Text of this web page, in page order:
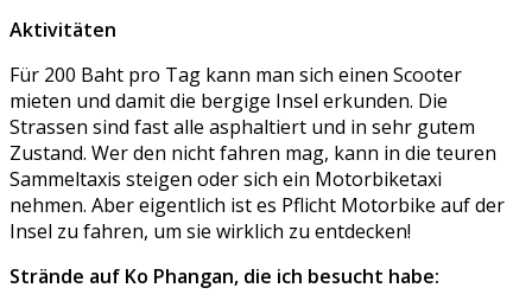
Aktivitäten
Für 200 Baht pro Tag kann man sich einen Scooter
mieten und damit die bergige Insel erkunden. Die
Strassen sind fast alle asphaltiert und in sehr gutem
Zustand. Wer den nicht fahren mag, kann in die teuren
Sammeltaxis steigen oder sich ein Motorbiketaxi
nehmen. Aber eigentlich ist es Pflicht Motorbike auf der
Insel zu fahren, um sie wirklich zu entdecken!
Strände auf Ko Phangan, die ich besucht habe: